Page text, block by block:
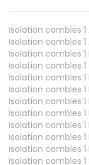
Isolation combles 1
Isolation combles 1
Isolation combles 1
Isolation combles 1
Isolation combles 1
Isolation combles 1
Isolation combles 1
Isolation combles 1
Isolation combles 1
Isolation combles 1
Isolation combles 1
Isolation combles 1